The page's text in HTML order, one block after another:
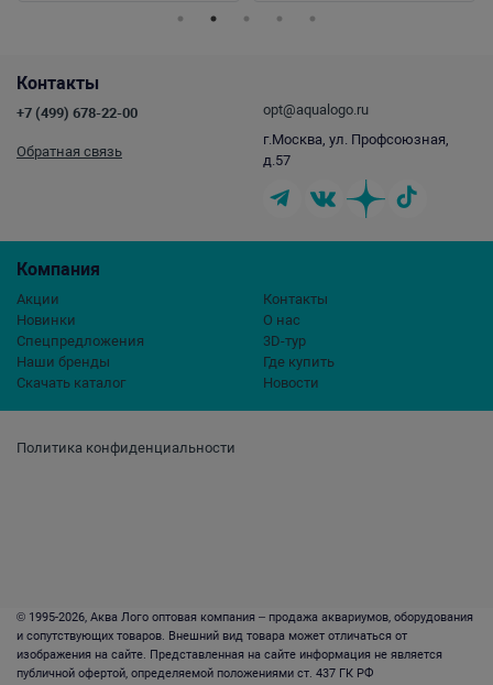
Политика конфиденциальности
Компания
Акции
Новинки
Спецпредложения
Наши бренды
Скачать каталог
Контакты
О нас
3D-тур
Где купить
Новости
Контакты
+7 (499) 678-22-00
Обратная связь
opt@aqualogo.ru
г.Москва, ул. Профсоюзная,
д.57
© 1995-2026, Аква Лого оптовая компания – продажа аквариумов, оборудования
и сопутствующих товаров. Внешний вид товара может отличаться от
изображения на сайте. Представленная на сайте информация не является
публичной офертой, определяемой положениями ст. 437 ГК РФ